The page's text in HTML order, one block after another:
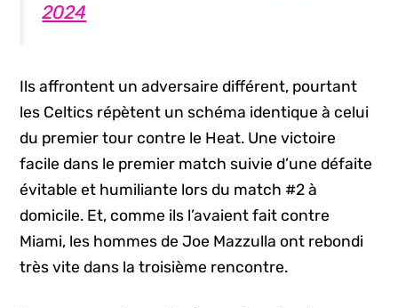
2024
Ils affrontent un adversaire différent, pourtant
les Celtics répètent un schéma identique à celui
du premier tour contre le Heat. Une victoire
facile dans le premier match suivie d’une défaite
évitable et humiliante lors du match #2 à
domicile. Et, comme ils l’avaient fait contre
Miami, les hommes de Joe Mazzulla ont rebondi
très vite dans la troisième rencontre.